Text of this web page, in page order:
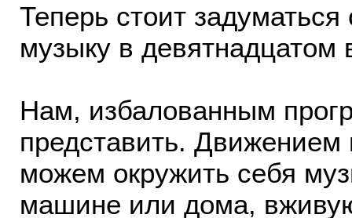
Теперь стоит
музыку в девятнадцатом
Нам, избалованным
представить.
можем окружить себя
машине или дома,